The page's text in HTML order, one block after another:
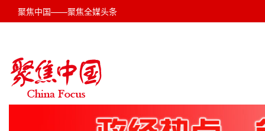
聚焦中国——聚焦全媒头条